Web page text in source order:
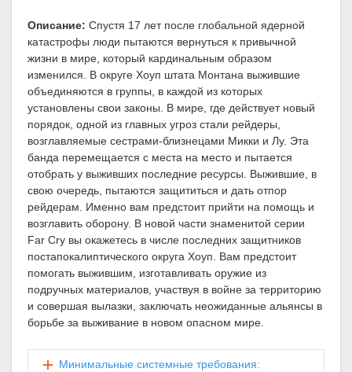
Описание: Спустя 17 лет после глобальной ядерной
катастрофы люди пытаются вернуться к привычной
жизни в мире, который кардинальным образом
изменился. В округе Хоуп штата Монтана выжившие
объединяются в группы, в каждой из которых
установлены свои законы. В мире, где действует новый
порядок, одной из главных угроз стали рейдеры,
возглавляемые сестрами-близнецами Микки и Лу. Эта
банда перемещается с места на место и пытается
отобрать у выживших последние ресурсы. Выжившие, в
свою очередь, пытаются защититься и дать отпор
рейдерам. Именно вам предстоит прийти на помощь и
возглавить оборону. В новой части знаменитой серии
Far Cry вы окажетесь в числе последних защитников
постапокалиптического округа Хоуп. Вам предстоит
помогать выжившим, изготавливать оружие из
подручных материалов, участвуя в войне за территорию
и совершая вылазки, заключать неожиданные альянсы в
борьбе за выживание в новом опасном мире.
Минимальные системные требования: